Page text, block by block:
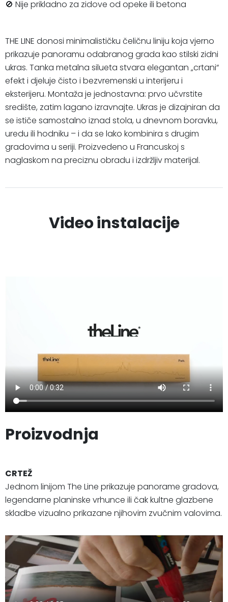
🚫 Nije prikladno za zidove od opeke ili betona
THE LINE donosi minimalističku čeličnu liniju koja vjerno
prikazuje panoramu odabranog grada kao stilski zidni
ukras. Tanka metalna silueta stvara elegantan „crtani“
efekt i djeluje čisto i bezvremenski u interijeru i
eksterijeru. Montaža je jednostavna: prvo učvrstite
središte, zatim lagano izravnajte. Ukras je dizajniran da
se ističe samostalno iznad stola, u dnevnom boravku,
uredu ili hodniku – i da se lako kombinira s drugim
gradovima u seriji. Proizvedeno u Francuskoj s
naglaskom na preciznu obradu i izdržljiv materijal.
Video instalacije
Proizvodnja
CRTEŽ
Jednom linijom The Line prikazuje panorame gradova,
legendarne planinske vrhunce ili čak kultne glazbene
skladbe vizualno prikazane njihovim zvučnim valovima.